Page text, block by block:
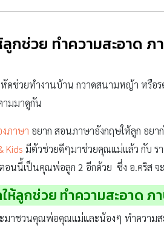
ลูกช่วย ทำความสะอาด
ช่วยทำงานบ้าน กวาดสนามหญ้า หรือร
ามมาดูกัน
งภาษา อยาก สอนภาษาอังกฤษให้ลูก อยา
Kids มีตัวช่วยดีๆมาช่วยคุณแม่แล้ว กับ รา
อนนี้เป็นคุณพ่อลูก 2 อีกด้วย ซึ่ง อ.คริส
ห้ลูกช่วย ทำความสะอาด
มาชวนคุณพ่อคุณแม่และน้องๆ ทำควา